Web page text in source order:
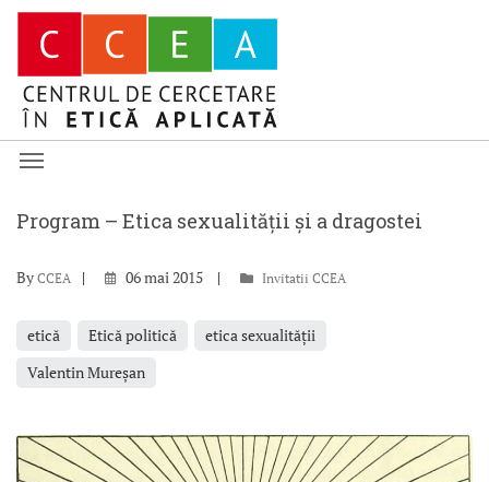
Program – Etica sexualității și a dragostei
By CCEA 06 mai 2015 Invitatii CCEA
etică Etică politică
etica sexualității
Valentin Mureşan